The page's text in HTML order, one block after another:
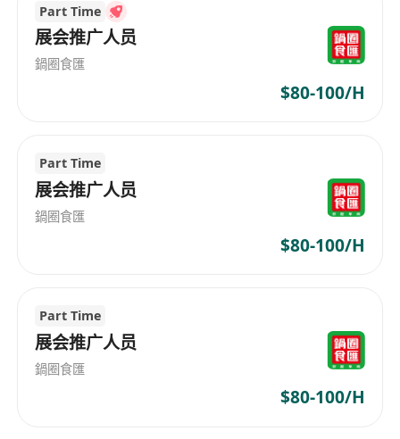
Part Time
展会推广人员
鍋圈食匯
$80-100/H
Part Time
展会推广人员
鍋圈食匯
$80-100/H
Part Time
展会推广人员
鍋圈食匯
$80-100/H